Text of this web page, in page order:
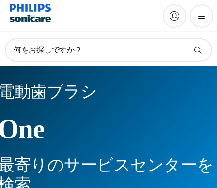
何をお探しですか？
動歯ブラシ
寄りのサービスセンターを
索